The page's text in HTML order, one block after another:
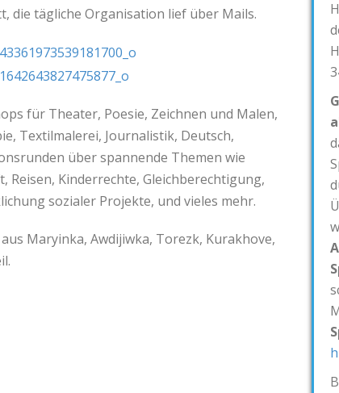
die tägliche Organisation lief über Mails.
für Theater, Poesie, Zeichnen und Malen,
Textilmalerei, Journalistik, Deutsch,
über spannende Themen wie
Kinderrechte, Gleichberechtigung,
sozialer Projekte, und vieles mehr.
Maryinka, Awdijiwka, Torezk, Kurakhove,